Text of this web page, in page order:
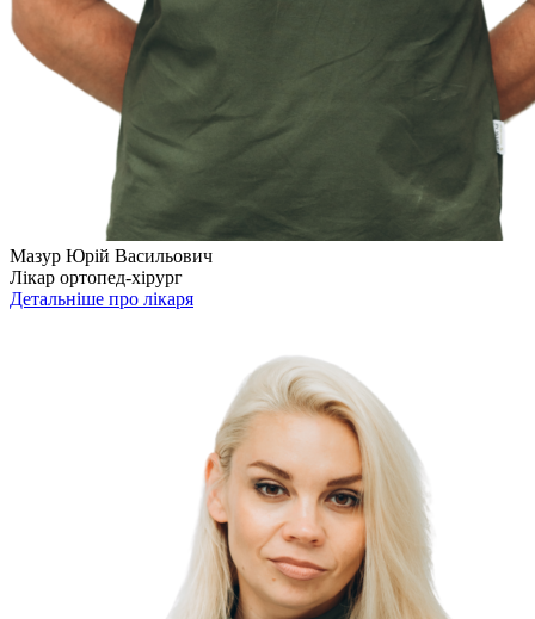
Мазур Юрій Васильович
Лікар ортопед-хірург
Детальніше про лікаря